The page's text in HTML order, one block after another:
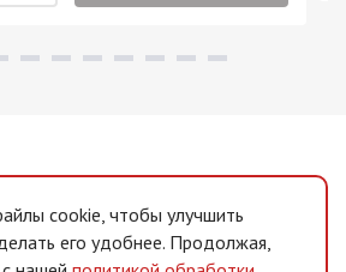
cookie, чтобы улучшить
его удобнее. Продолжая,